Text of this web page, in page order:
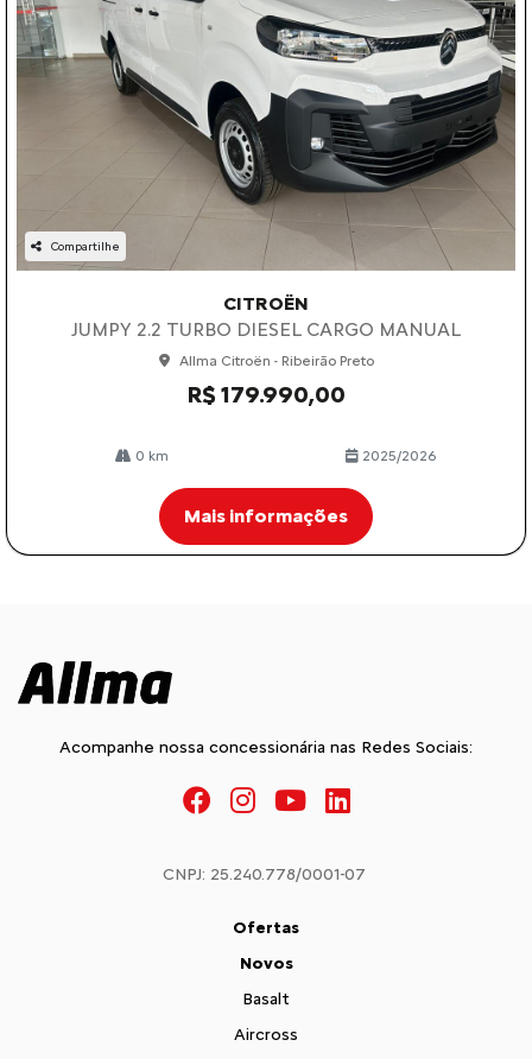
Compartilhe
CITROËN
JUMPY 2.2 TURBO DIESEL CARGO MANUAL
Allma Citroën - Ribeirão Preto
R$ 179.990,00
0 km 2025/2026
Mais informações
Acompanhe nossa concessionária nas Redes Sociais:
CNPJ: 25.240.778/0001-07
Ofertas
Novos
Basalt
Aircross